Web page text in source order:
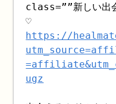
class=””新しい出
♡
https://
ugz